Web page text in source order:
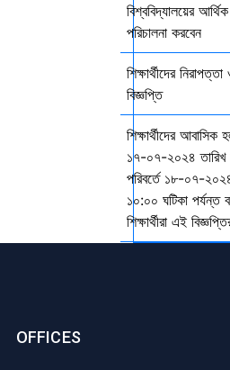
বিশ্ববিদ্যালয়ের
পরিচালনা করবেন
শিক্ষার্থীদের
বিজ্ঞপ্তি
শিক্ষার্থীদের আবাসিক
১৭-০৭-২০২৪ তারিখ
পরিবর্তে ১৮-০৭-
১০:০০ ঘটিকা পর্যন্ত
শিক্ষার্থীরা এই
OFFICES